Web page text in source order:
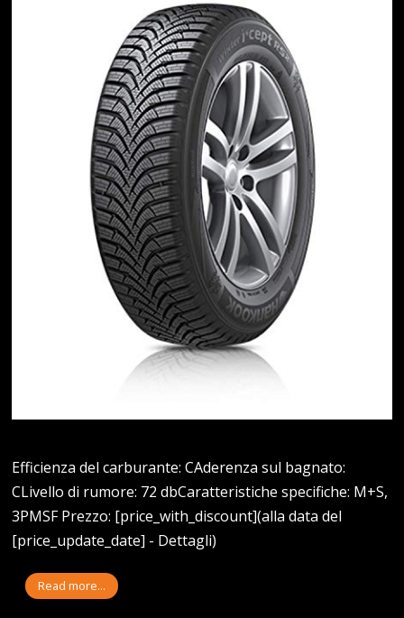
Efficienza del carburante: CAderenza sul bagnato:
CLivello di rumore: 72 dbCaratteristiche specifiche: M+S,
3PMSF Prezzo: [price_with_discount](alla data del
[price_update_date] - Dettagli)
Read more...